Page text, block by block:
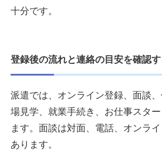
十分です。
登録後の流れと連絡の目安を確認す
派遣では、オンライン登録、面談
場見学、就業手続き、お仕事スタ
ます。面談は対面、電話、オンラ
あります。